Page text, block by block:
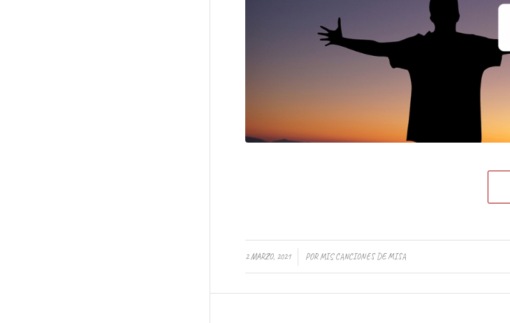
2 MARZO, 2021 PORMIS CANCIONES DE MISA